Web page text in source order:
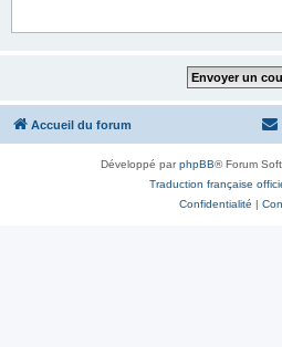
Accueil du forum
Développé parphpBB® Forum
Traduction française
Confidentialité |